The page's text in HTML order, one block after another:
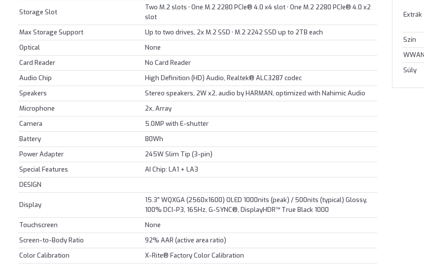
Storage Slot
Two M.2 slots • One M.2 2280 PCIe® 4.0 x4 slot • One M.2 2280 PCIe® 4.0 x2
slot
Max Storage Support
Up to two drives, 2x M.2 SSD • M.2 2242 SSD up to 2TB each
Optical
None
Card Reader
No Card Reader
Audio Chip
High Definition (HD) Audio, Realtek® ALC3287 codec
Speakers
Stereo speakers, 2W x2, audio by HARMAN, optimized with Nahimic Audio
Microphone
2x, Array
Camera
5.0MP with E-shutter
Battery
80Wh
Power Adapter
245W Slim Tip (3-pin)
Special Features
AI Chip: LA1 + LA3
DESIGN
Display
15.3" WQXGA (2560x1600) OLED 1000nits (peak) / 500nits (typical) Glossy,
100% DCI-P3, 165Hz, G-SYNC®, DisplayHDR™ True Black 1000
Touchscreen
None
Screen-to-Body Ratio
92% AAR (active area ratio)
Color Calibration
X-Rite® Factory Color Calibration
Extrák
Szín
WWAN
Súly